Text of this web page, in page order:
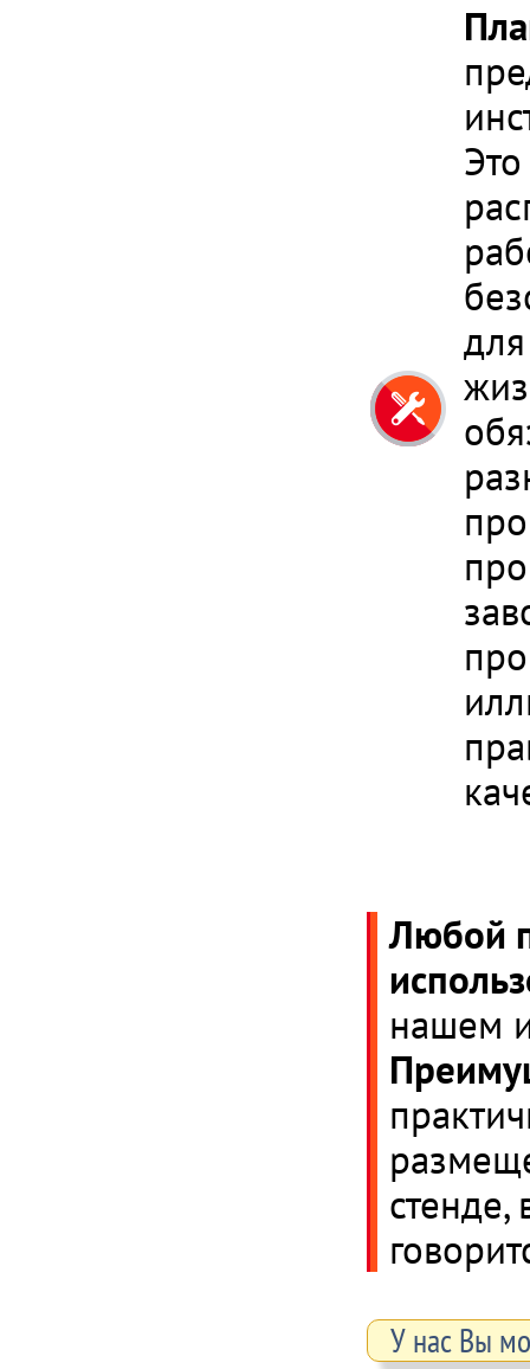
Любой
нашем
стенде,
У нас Вы